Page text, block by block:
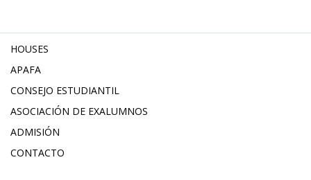
HOUSES
APAFA
CONSEJO ESTUDIANTIL
ASOCIACIÓN DE EXALUMNOS
ADMISIÓN
CONTACTO